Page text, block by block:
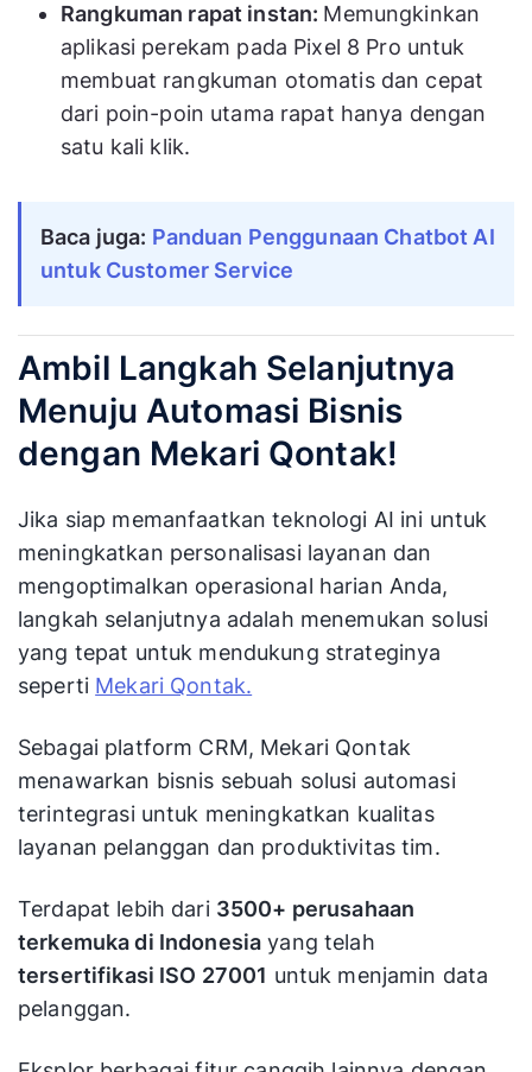
Rangkuman rapat instan: Memungkinkan
aplikasi perekam pada Pixel 8 Pro untuk
membuat rangkuman otomatis dan cepat
dari poin-poin utama rapat hanya dengan
satu kali klik.
Baca juga: Panduan Penggunaan Chatbot AI
untuk Customer Service
Ambil Langkah Selanjutnya
Menuju Automasi Bisnis
dengan Mekari Qontak!
Jika siap memanfaatkan teknologi AI ini untuk
meningkatkan personalisasi layanan dan
mengoptimalkan operasional harian Anda,
langkah selanjutnya adalah menemukan solusi
yang tepat untuk mendukung strateginya
seperti Mekari Qontak.
Sebagai platform CRM, Mekari Qontak
menawarkan bisnis sebuah solusi automasi
terintegrasi untuk meningkatkan kualitas
layanan pelanggan dan produktivitas tim.
Terdapat lebih dari 3500+ perusahaan
terkemuka di Indonesia yang telah
tersertifikasi ISO 27001 untuk menjamin data
pelanggan.